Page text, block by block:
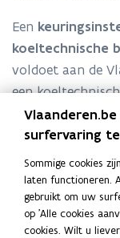
van
koeltechnische
bedrijven
Een
koeltechnische
voldoet aan de
een
aan alle
certificaat en
Momenteel is er
surfervaring
Sommige cookies
laten functioneren.
gebruikt om uw
op 'Alle cookies
cookies. Wilt u